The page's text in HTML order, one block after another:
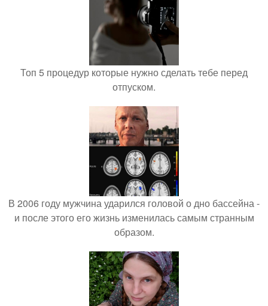
Топ 5 процедур которые нужно сделать тебе перед
отпуском.
В 2006 году мужчина ударился головой о дно бассейна -
и после этого его жизнь изменилась самым странным
образом.